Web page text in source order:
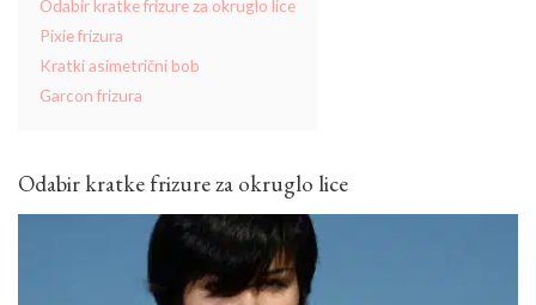
Odabir kratke frizure za okruglo lice
Pixie frizura
Kratki asimetrični bob
Garcon frizura
Odabir kratke frizure za okruglo lice